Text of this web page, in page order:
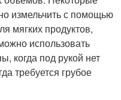
измельчить с помощью
мягких продуктов,
использовать
когда под рукой нет
требуется грубое